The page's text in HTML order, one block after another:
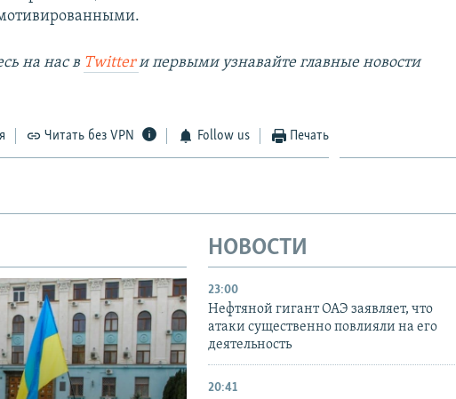
на наc в Twitterи первыми узнавайте главные новости
Читать без VPN Follow us Печать
НОВОСТИ
23:00
Нефтяной гигант ОАЭ заявляет, что
атаки существенно повлияли на его
деятельность
20:41